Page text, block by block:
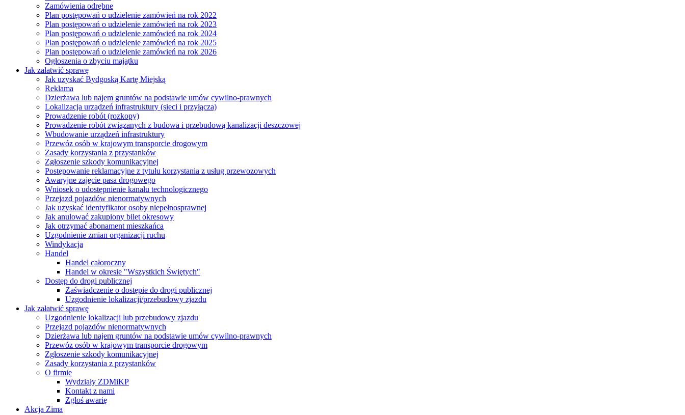
Zamówienia odrębne
Plan postępowań o udzielenie zamówień na rok 2022
Plan postępowań o udzielenie zamówień na rok 2023
Plan postępowań o udzielenie zamówień na rok 2024
Plan postępowań o udzielenie zamówień na rok 2025
Plan postępowań o udzielenie zamówień na rok 2026
Ogłoszenia o zbyciu majątku
Jak załatwić sprawę
Jak uzyskać Bydgoską Kartę Miejską
Reklama
Dzierżawa lub najem gruntów na podstawie umów cywilno-prawnych
Lokalizacja urządzeń infrastruktury (sieci i przyłącza)
Prowadzenie robót (rozkopy)
Prowadzenie robót związanych z budowa i przebudową kanalizacji deszczowej
Wbudowanie urządzeń infrastruktury
Przewóz osób w krajowym transporcie drogowym
Zasady korzystania z przystanków
Zgłoszenie szkody komunikacyjnej
Postępowanie reklamacyjne z tytułu korzystania z usług przewozowych
Awaryjne zajęcie pasa drogowego
Wniosek o udostępnienie kanału technologicznego
Przejazd pojazdów nienormatywnych
Jak uzyskać identyfikator osoby niepełnosprawnej
Jak anulować zakupiony bilet okresowy
Jak otrzymać abonament mieszkańca
Uzgodnienie zmian organizacji ruchu
Windykacja
Handel
Handel całoroczny
Handel w okresie "Wszystkich Świętych"
Dostęp do drogi publicznej
Zaświadczenie o dostępie do drogi publicznej
Uzgodnienie lokalizacji/przebudowy zjazdu
Jak załatwić sprawę
Uzgodnienie lokalizacji lub przebudowy zjazdu
Przejazd pojazdów nienormatywnych
Dzierżawa lub najem gruntów na podstawie umów cywilno-prawnych
Przewóz osób w krajowym transporcie drogowym
Zgłoszenie szkody komunikacyjnej
Zasady korzystania z przystanków
O firmie
Wydziały ZDMiKP
Kontakt z nami
Zgłoś awarię
Akcja Zima